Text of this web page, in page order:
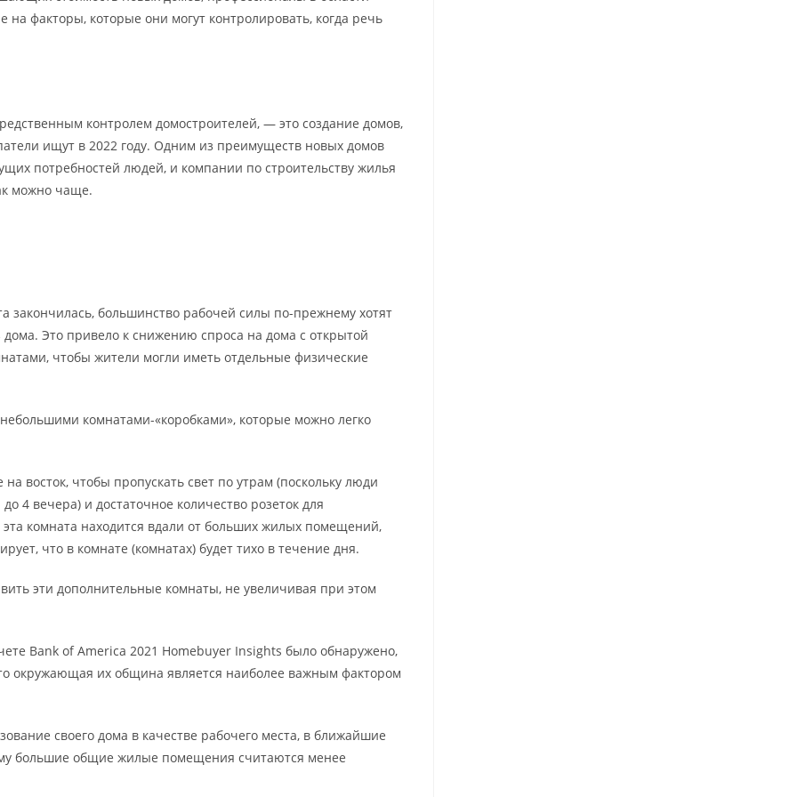
факторы, которые они могут контролировать, когда речь
контролем домостроителей, — это создание домов,
ищут в 2022 году. Одним из преимуществ новых домов
потребностей людей, и компании по строительству жилья
можно чаще.
закончилась, большинство рабочей силы по-прежнему хотят
Это привело к снижению спроса на дома с открытой
чтобы жители могли иметь отдельные физические
комнатами-«коробками», которые можно легко
восток, чтобы пропускать свет по утрам (поскольку люди
4 вечера) и достаточное количество розеток для
комната находится вдали от больших жилых помещений,
что в комнате (комнатах) будет тихо в течение дня.
эти дополнительные комнаты, не увеличивая при этом
Bank of America 2021 Homebuyer Insights было обнаружено,
окружающая их община является наиболее важным фактором
своего дома в качестве рабочего места, в ближайшие
большие общие жилые помещения считаются менее